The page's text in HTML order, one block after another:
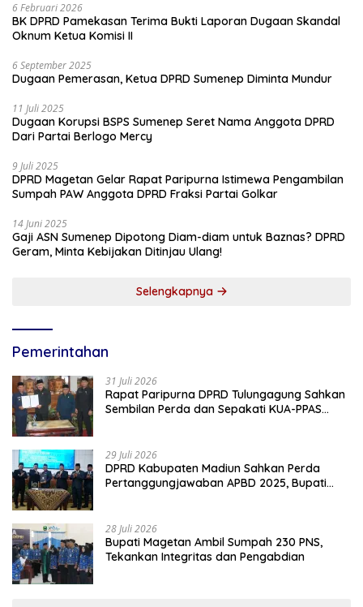
6 Februari 2026
BK DPRD Pamekasan Terima Bukti Laporan Dugaan Skandal
Oknum Ketua Komisi II
6 September 2025
Dugaan Pemerasan, Ketua DPRD Sumenep Diminta Mundur
11 Juli 2025
Dugaan Korupsi BSPS Sumenep Seret Nama Anggota DPRD
Dari Partai Berlogo Mercy
9 Juli 2025
DPRD Magetan Gelar Rapat Paripurna Istimewa Pengambilan
Sumpah PAW Anggota DPRD Fraksi Partai Golkar
14 Juni 2025
Gaji ASN Sumenep Dipotong Diam-diam untuk Baznas? DPRD
Geram, Minta Kebijakan Ditinjau Ulang!
Selengkapnya
Pemerintahan
31 Juli 2026
Rapat Paripurna DPRD Tulungagung Sahkan
Sembilan Perda dan Sepakati KUA-PPAS
29 Juli 2026
DPRD Kabupaten Madiun Sahkan Perda
Pertanggungjawaban APBD 2025, Bupati
28 Juli 2026
Bupati Magetan Ambil Sumpah 230 PNS,
Tekankan Integritas dan Pengabdian